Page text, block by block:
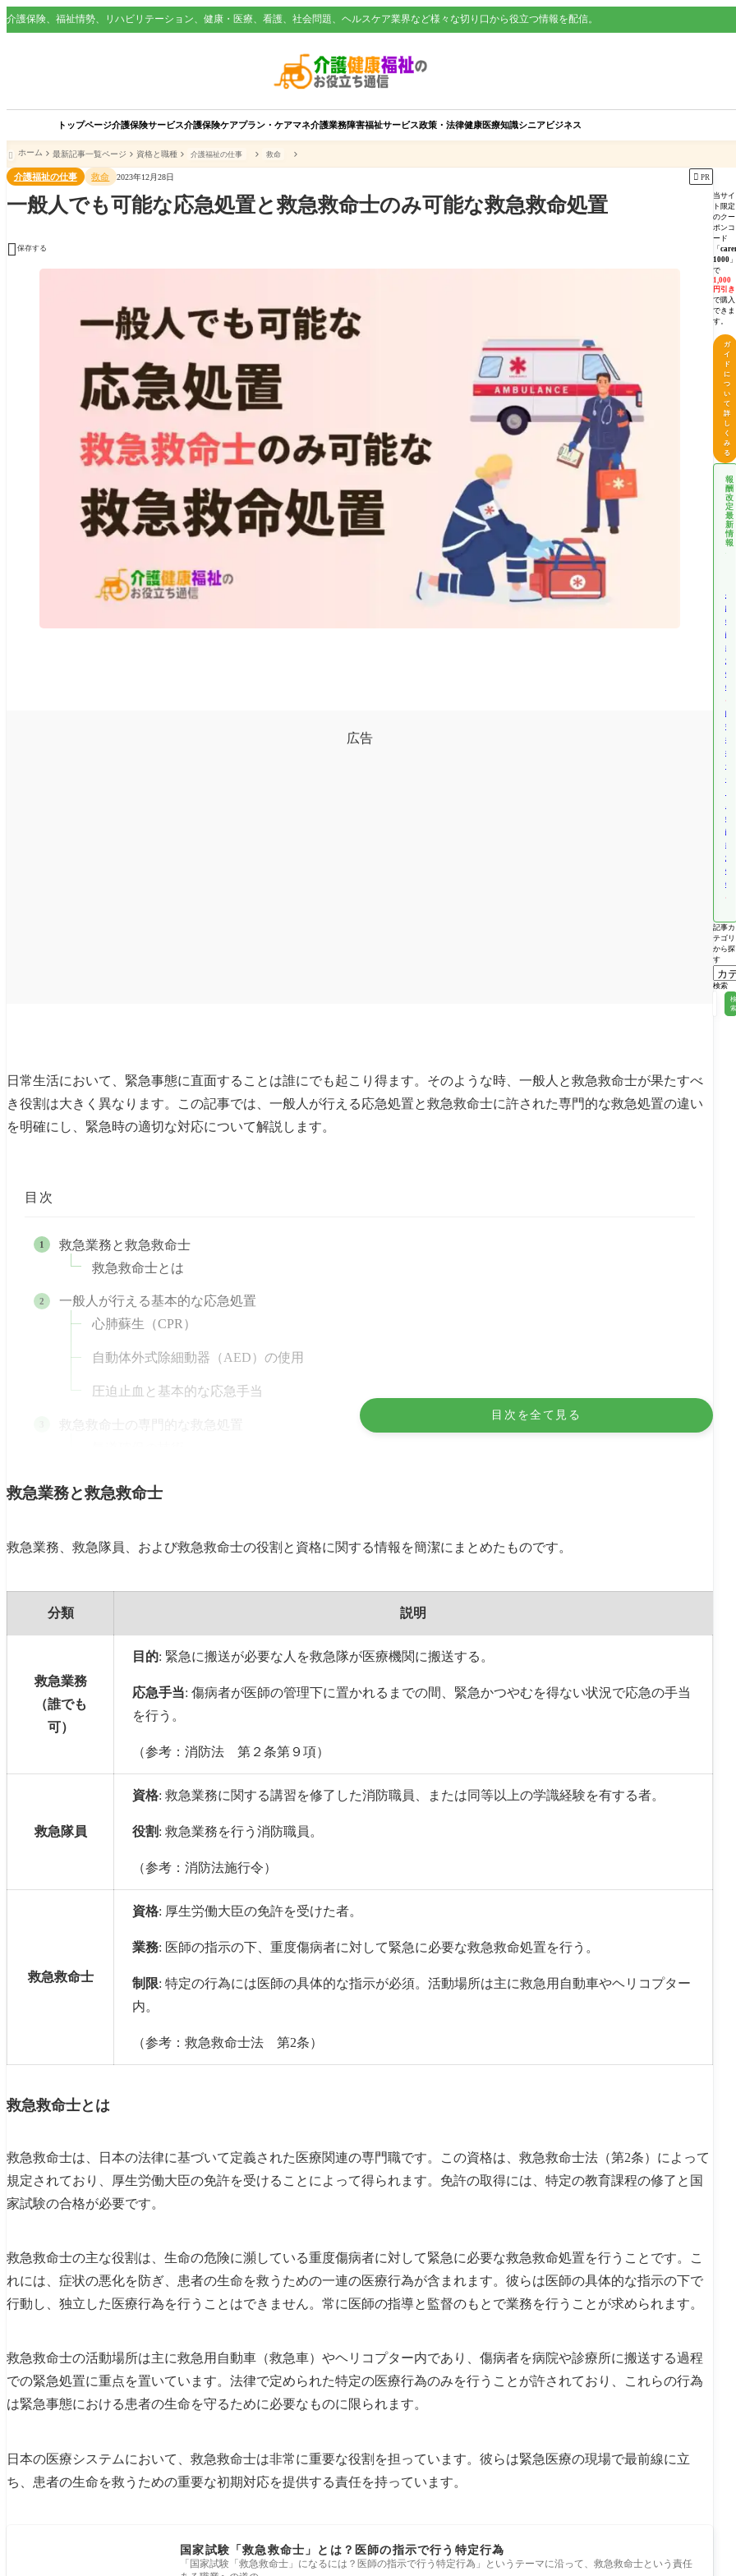
介護保険、福祉情勢、リハビリテーション、健康・医療、看護、社会問題、ヘルスケア業界など様々な切り口から役立つ情報を配信。
トップページ介護保険サービス介護保険ケアプラン・ケアマネ介護業務障害福祉サービス政策・法律健康医療知識シニアビジネス
 ホーム 最新記事一覧ページ 資格と職種 介護福祉の仕事 救命
介護福祉の仕事 救命 2023年12月28日  PR
一般人でも可能な応急処置と救急救命士のみ可能な救急救命処置
 保存する
広告
日常生活において、緊急事態に直面することは誰にでも起こり得ます。そのような時、一般人と救急救命士が果たすべ
き役割は大きく異なります。この記事では、一般人が行える応急処置と救急救命士に許された専門的な救急処置の違い
を明確にし、緊急時の適切な対応について解説します。
目次
目次を全て見る
救急業務と救急救命士
救急救命士とは
一般人が行える基本的な応急処置
心肺蘇生（CPR）
自動体外式除細動器（AED）の使用
圧迫止血と基本的な応急手当
救急救命士の専門的な救急処置
救急救命処置の特定行為等の制限
緊急時の適切な対応：一般人と救急救命士の連携
まとめ：救急時の役割理解の重要性
救急業務と救急救命士
救急業務、救急隊員、および救急救命士の役割と資格に関する情報を簡潔にまとめたものです。
分類 説明
救急業務
（誰でも
可）
目的: 緊急に搬送が必要な人を救急隊が医療機関に搬送する。
応急手当: 傷病者が医師の管理下に置かれるまでの間、緊急かつやむを得ない状況で応急の手当
を行う。
（参考：消防法 第２条第９項）
救急隊員
資格: 救急業務に関する講習を修了した消防職員、または同等以上の学識経験を有する者。
役割: 救急業務を行う消防職員。
（参考：消防法施行令）
救急救命士
資格: 厚生労働大臣の免許を受けた者。
業務: 医師の指示の下、重度傷病者に対して緊急に必要な救急救命処置を行う。
制限: 特定の行為には医師の具体的な指示が必須。活動場所は主に救急用自動車やヘリコプター
内。
（参考：救急救命士法 第2条）
救急救命士とは
救急救命士は、日本の法律に基づいて定義された医療関連の専門職です。この資格は、救急救命士法（第2条）によって
規定されており、厚生労働大臣の免許を受けることによって得られます。免許の取得には、特定の教育課程の修了と国
家試験の合格が必要です。
救急救命士の主な役割は、生命の危険に瀕している重度傷病者に対して緊急に必要な救急救命処置を行うことです。こ
れには、症状の悪化を防ぎ、患者の生命を救うための一連の医療行為が含まれます。彼らは医師の具体的な指示の下で
行動し、独立した医療行為を行うことはできません。常に医師の指導と監督のもとで業務を行うことが求められます。
救急救命士の活動場所は主に救急用自動車（救急車）やヘリコプター内であり、傷病者を病院や診療所に搬送する過程
での緊急処置に重点を置いています。法律で定められた特定の医療行為のみを行うことが許されており、これらの行為
は緊急事態における患者の生命を守るために必要なものに限られます。
日本の医療システムにおいて、救急救命士は非常に重要な役割を担っています。彼らは緊急医療の現場で最前線に立
ち、患者の生命を救うための重要な初期対応を提供する責任を持っています。
国家試験「救急救命士」とは？医師の指示で行う特定行為
「国家試験「救急救命士」になるには？医師の指示で行う特定行為」というテーマに沿って、救急救命士という責任
当サイ
ト限定
のクー
ポンコ
ード
「
1000 」
で
1,000
円引き
で購入
できま
す。
ガ
イ
ド
に
つ
い
て
詳
し
く
み
る
報
酬
改
定
最
新
情
報
介
護
報
酬
改
定
情
報
害
福
祉
サ
ー
ス
報
酬
改
定
情
報
記事カ
テゴリ
から探
す
検索
検
索